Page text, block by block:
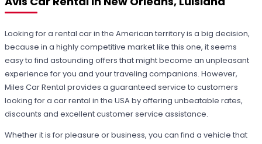
Looking for a rental car in the American territory is a big decision,
because in a highly competitive market like this one, it seems
easy to find astounding offers that might become an unpleasant
experience for you and your traveling companions. However,
Miles Car Rental provides a guaranteed service to customers
looking for a car rental in the USA by offering unbeatable rates,
discounts and excellent customer service assistance.
Whether it is for pleasure or business, you can find a vehicle that